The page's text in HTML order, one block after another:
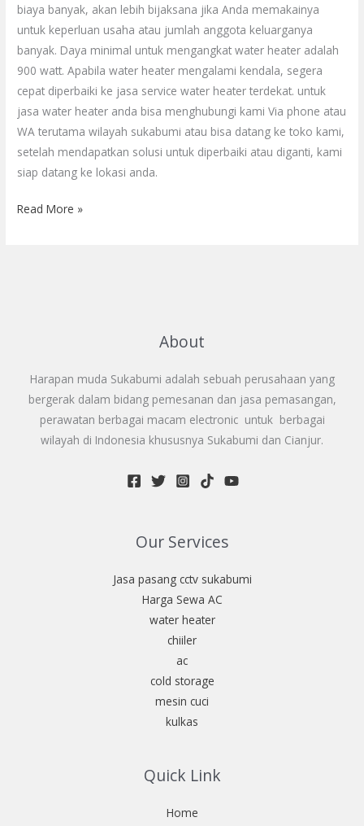
biaya banyak, akan lebih bijaksana jika Anda memakainya
untuk keperluan usaha atau jumlah anggota keluarganya
banyak. Daya minimal untuk mengangkat water heater adalah
900 watt. Apabila water heater mengalami kendala, segera
cepat diperbaiki ke jasa service water heater terdekat. untuk
jasa water heater anda bisa menghubungi kami Via phone atau
WA terutama wilayah sukabumi atau bisa datang ke toko kami,
setelah mendapatkan solusi untuk diperbaiki atau diganti, kami
siap datang ke lokasi anda.
Read More »
About
Harapan muda Sukabumi adalah sebuah perusahaan yang
bergerak dalam bidang pemesanan dan jasa pemasangan,
perawatan berbagai macam electronic untuk berbagai
wilayah di Indonesia khususnya Sukabumi dan Cianjur.
Our Services
Jasa pasang cctv sukabumi
Harga Sewa AC
water heater
chiiler
ac
cold storage
mesin cuci
kulkas
Quick Link
Home